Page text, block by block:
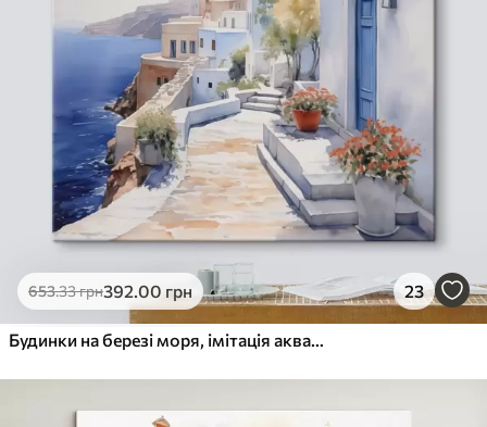
653.33грн392.00 грн 23
Будинки на березі моря, імітація акварелі